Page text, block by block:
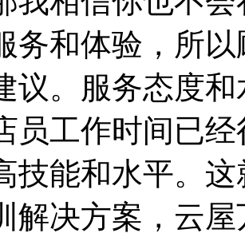
务和体验，所
议。服务态度
员工作时间已
技能和水平。
解决方案，云